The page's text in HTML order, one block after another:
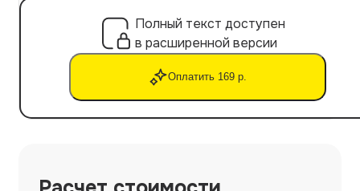
Полный текст доступен
в расширенной версии
Оплатить 169 р.